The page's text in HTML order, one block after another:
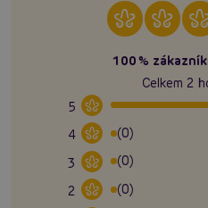
100%
Celkem 2
5
4
(0)
3
(0)
2
(0)